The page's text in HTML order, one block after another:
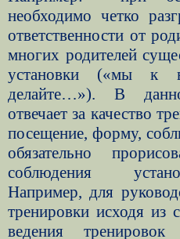
необходимо четко
ответственности от
многих родителей
установки («мы к
делайте…»). В
отвечает за качество
посещение, форму,
обязательно
соблюдения
Например, для
тренировки исходя из
ведения тренировок